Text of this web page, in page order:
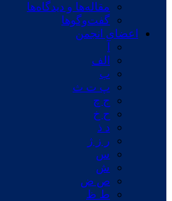
مقاله‌ها و دیدگاه‌ها
گفت‌وگوها
اعضای انجمن
الف
ب
پ ت ث
ج چ
ح خ
د ذ
ر ز ژ
س
ش
ص ض
ط ظ